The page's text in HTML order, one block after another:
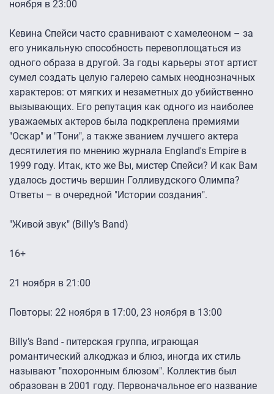
ноября в 23:00
Кевина Спейси часто сравнивают с хамелеоном – за
его уникальную способность перевоплощаться из
одного образа в другой. За годы карьеры этот артист
сумел создать целую галерею самых неоднозначных
характеров: от мягких и незаметных до убийственно
вызывающих. Его репутация как одного из наиболее
уважаемых актеров была подкреплена премиями
"Оскар" и "Тони", а также званием лучшего актера
десятилетия по мнению журнала England's Empire в
1999 году. Итак, кто же Вы, мистер Спейси? И как Вам
удалось достичь вершин Голливудского Олимпа?
Ответы – в очередной "Истории создания".
"Живой звук" (Billy’s Band)
16+
21 ноября в 21:00
Повторы: 22 ноября в 17:00, 23 ноября в 13:00
Billy’s Band - питерская группа, играющая
романтический алкоджаз и блюз, иногда их стиль
называют "похоронным блюзом". Коллектив был
образован в 2001 году. Первоначальное его название